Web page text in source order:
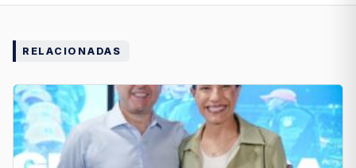
RELACIONADAS